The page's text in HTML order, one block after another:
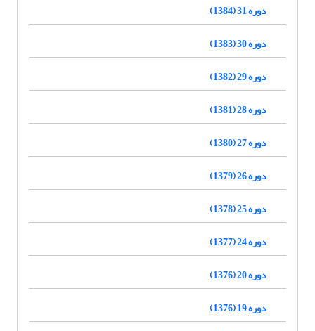
دوره 31 (1384)
دوره 30 (1383)
دوره 29 (1382)
دوره 28 (1381)
دوره 27 (1380)
دوره 26 (1379)
دوره 25 (1378)
دوره 24 (1377)
دوره 20 (1376)
دوره 19 (1376)